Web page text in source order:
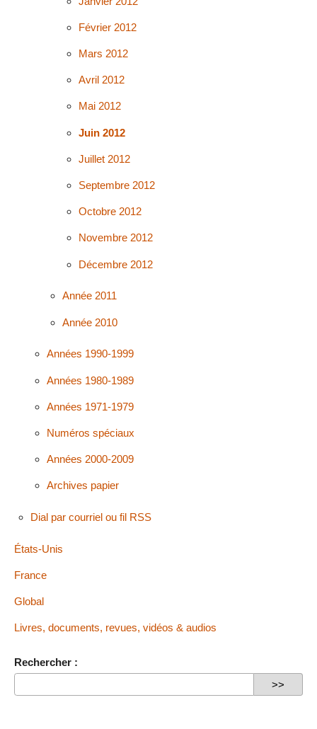
Février 2012
Mars 2012
Avril 2012
Mai 2012
Juin 2012
Juillet 2012
Septembre 2012
Octobre 2012
Novembre 2012
Décembre 2012
Année 2011
Année 2010
Années 1990-1999
Années 1980-1989
Années 1971-1979
Numéros spéciaux
Années 2000-2009
Archives papier
Dial par courriel ou fil RSS
États-Unis
France
Global
Livres, documents, revues, vidéos & audios
Rechercher :